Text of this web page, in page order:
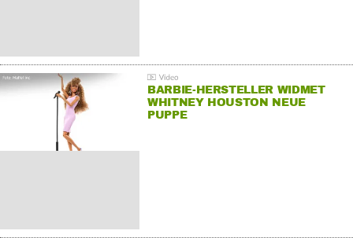
BARBIE-HERSTELLER WIDMET
WHITNEY HOUSTON NEUE
PUPPE